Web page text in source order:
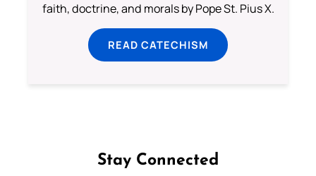
faith, doctrine, and morals by Pope St. Pius X.
READ CATECHISM
Stay Connected